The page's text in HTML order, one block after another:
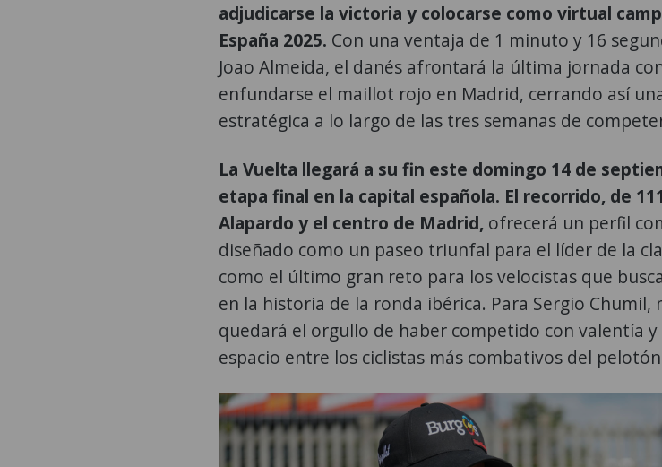
adjudicarse la victoria y colocarse como virtual
España 2025. Con una ventaja de 1 minuto y 16
Joao Almeida, el danés afrontará la última jornada
enfundarse el maillot rojo en Madrid, cerrando así
estratégica a lo largo de las tres semanas de
La Vuelta llegará a su fin este domingo 14 de
etapa final en la capital española. El recorrido, de
Alapardo y el centro de Madrid, ofrecerá un perfil
diseñado como un paseo triunfal para el líder de la
como el último gran reto para los velocistas que
en la historia de la ronda ibérica. Para Sergio Chumil,
quedará el orgullo de haber competido con valentía
espacio entre los ciclistas más combativos del